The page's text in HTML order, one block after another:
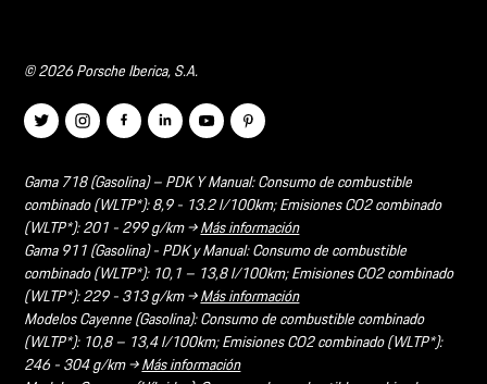
© 2026 Porsche Iberica, S.A.
Gama 718 (Gasolina) – PDK Y Manual: Consumo de combustible
combinado (WLTP*): 8,9 - 13.2 l/100km; Emisiones CO2 combinado
(WLTP*): 201 - 299 g/km →Más información
Gama 911 (Gasolina) - PDK y Manual: Consumo de combustible
combinado (WLTP*): 10,1 – 13,8 l/100km; Emisiones CO2 combinado
(WLTP*): 229 - 313 g/km →Más información
Modelos Cayenne (Gasolina): Consumo de combustible combinado
(WLTP*): 10,8 – 13,4 l/100km; Emisiones CO2 combinado (WLTP*):
246 - 304 g/km →Más información